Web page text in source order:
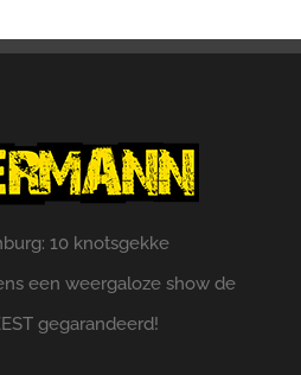
10 knotsgekke
een weergaloze show de
gegarandeerd!